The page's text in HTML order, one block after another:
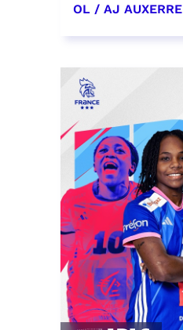
OL / AJ AUXERRE
RÉSERVER